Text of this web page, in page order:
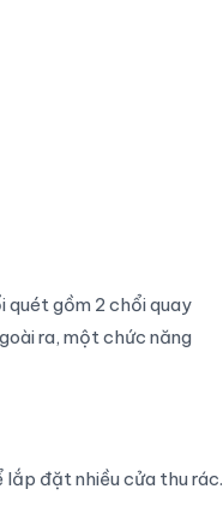
quét gồm 2 chổi quay
ra, một chức năng
đặt nhiều cửa thu rác.